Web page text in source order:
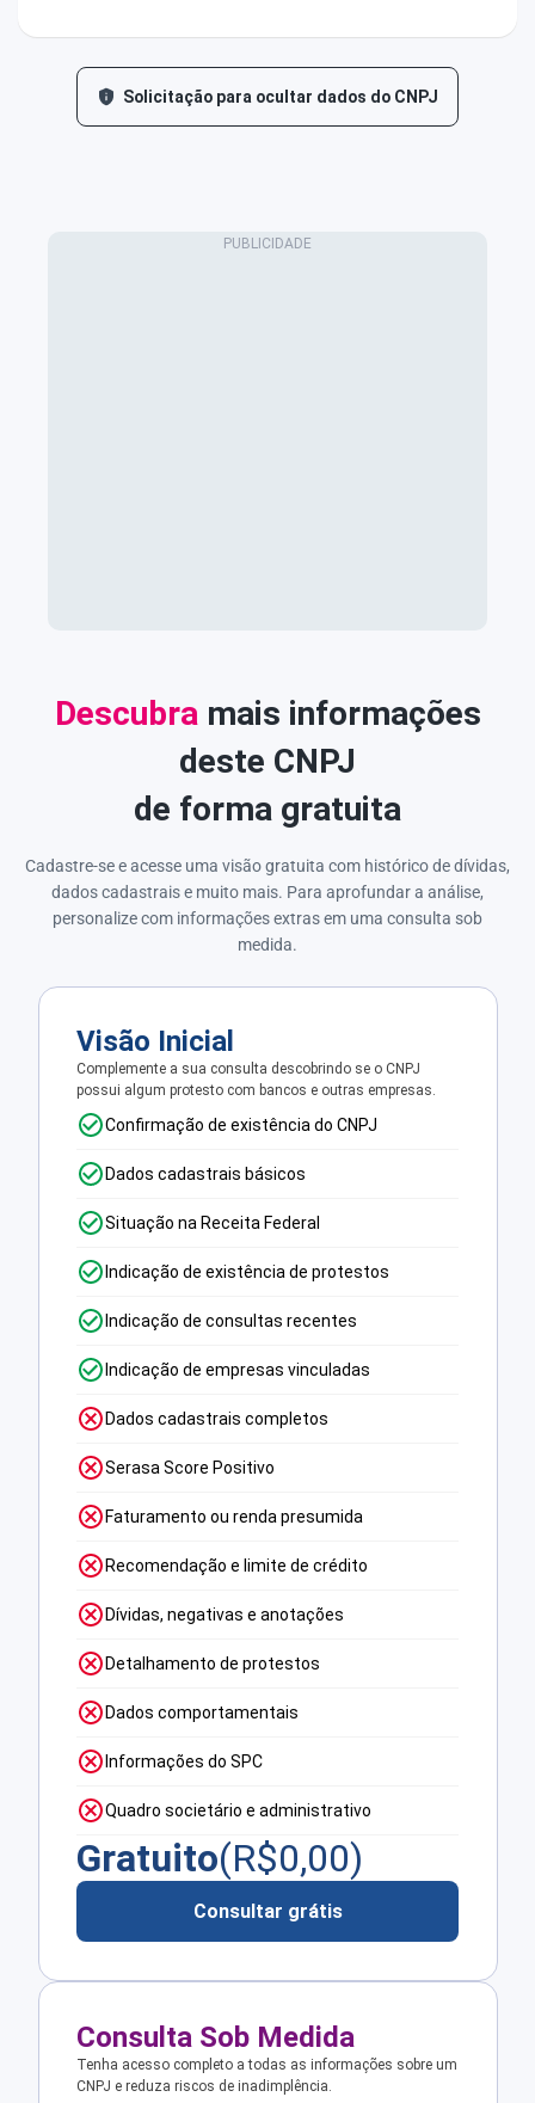
Solicitação para ocultar dados do CNPJ
Descubra mais informações
deste CNPJ
de forma gratuita
Cadastre-se e acesse uma visão gratuita com histórico de dívidas,
dados cadastrais e muito mais. Para aprofundar a análise,
personalize com informações extras em uma consulta sob
medida.
Visão Inicial
Complemente a sua consulta descobrindo se o CNPJ
possui algum protesto com bancos e outras empresas.
Confirmação de existência do CNPJ
Dados cadastrais básicos
Situação na Receita Federal
Indicação de existência de protestos
Indicação de consultas recentes
Indicação de empresas vinculadas
Dados cadastrais completos
Serasa Score Positivo
Faturamento ou renda presumida
Recomendação e limite de crédito
Dívidas, negativas e anotações
Detalhamento de protestos
Dados comportamentais
Informações do SPC
Quadro societário e administrativo
Gratuito(R$0,00)
Consultar grátis
Consulta Sob Medida
Tenha acesso completo a todas as informações sobre um
CNPJ e reduza riscos de inadimplência.